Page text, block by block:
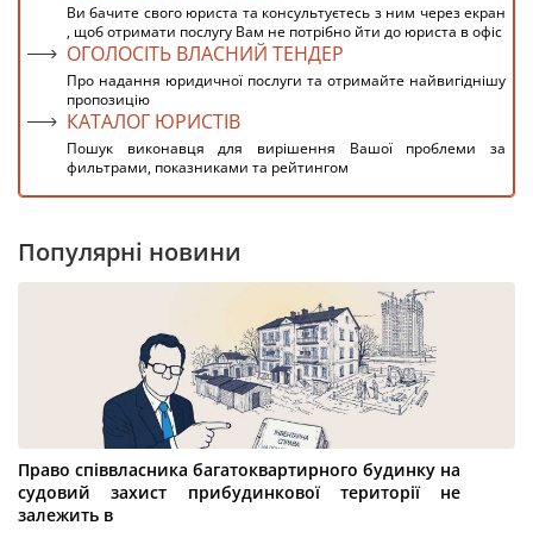
Ви бачите свого юриста та консультуєтесь з ним через екран
, щоб отримати послугу Вам не потрібно йти до юриста в офіс
ОГОЛОСІТЬ ВЛАСНИЙ ТЕНДЕР
Про надання юридичної послуги та отримайте найвигіднішу
пропозицію
КАТАЛОГ ЮРИСТІВ
Пошук виконавця для вирішення Вашої проблеми за
фильтрами, показниками та рейтингом
Популярні новини
Право співвласника багатоквартирного будинку на
судовий захист прибудинкової території не
залежить в